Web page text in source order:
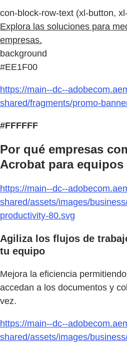
con-block-row-text (xl-button,
Explora las soluciones para
empresas.
background
#EE1F00
https://main--dc--
shared/fragments/promo-
#FFFFFF
Por qué empresas
Acrobat para equipos
https://main--dc--
shared/assets/images/
productivity-80.svg
Agiliza los flujos de
tu equipo
Mejora la eficiencia
accedan a los documentos y
vez.
https://main--dc--
shared/assets/images/